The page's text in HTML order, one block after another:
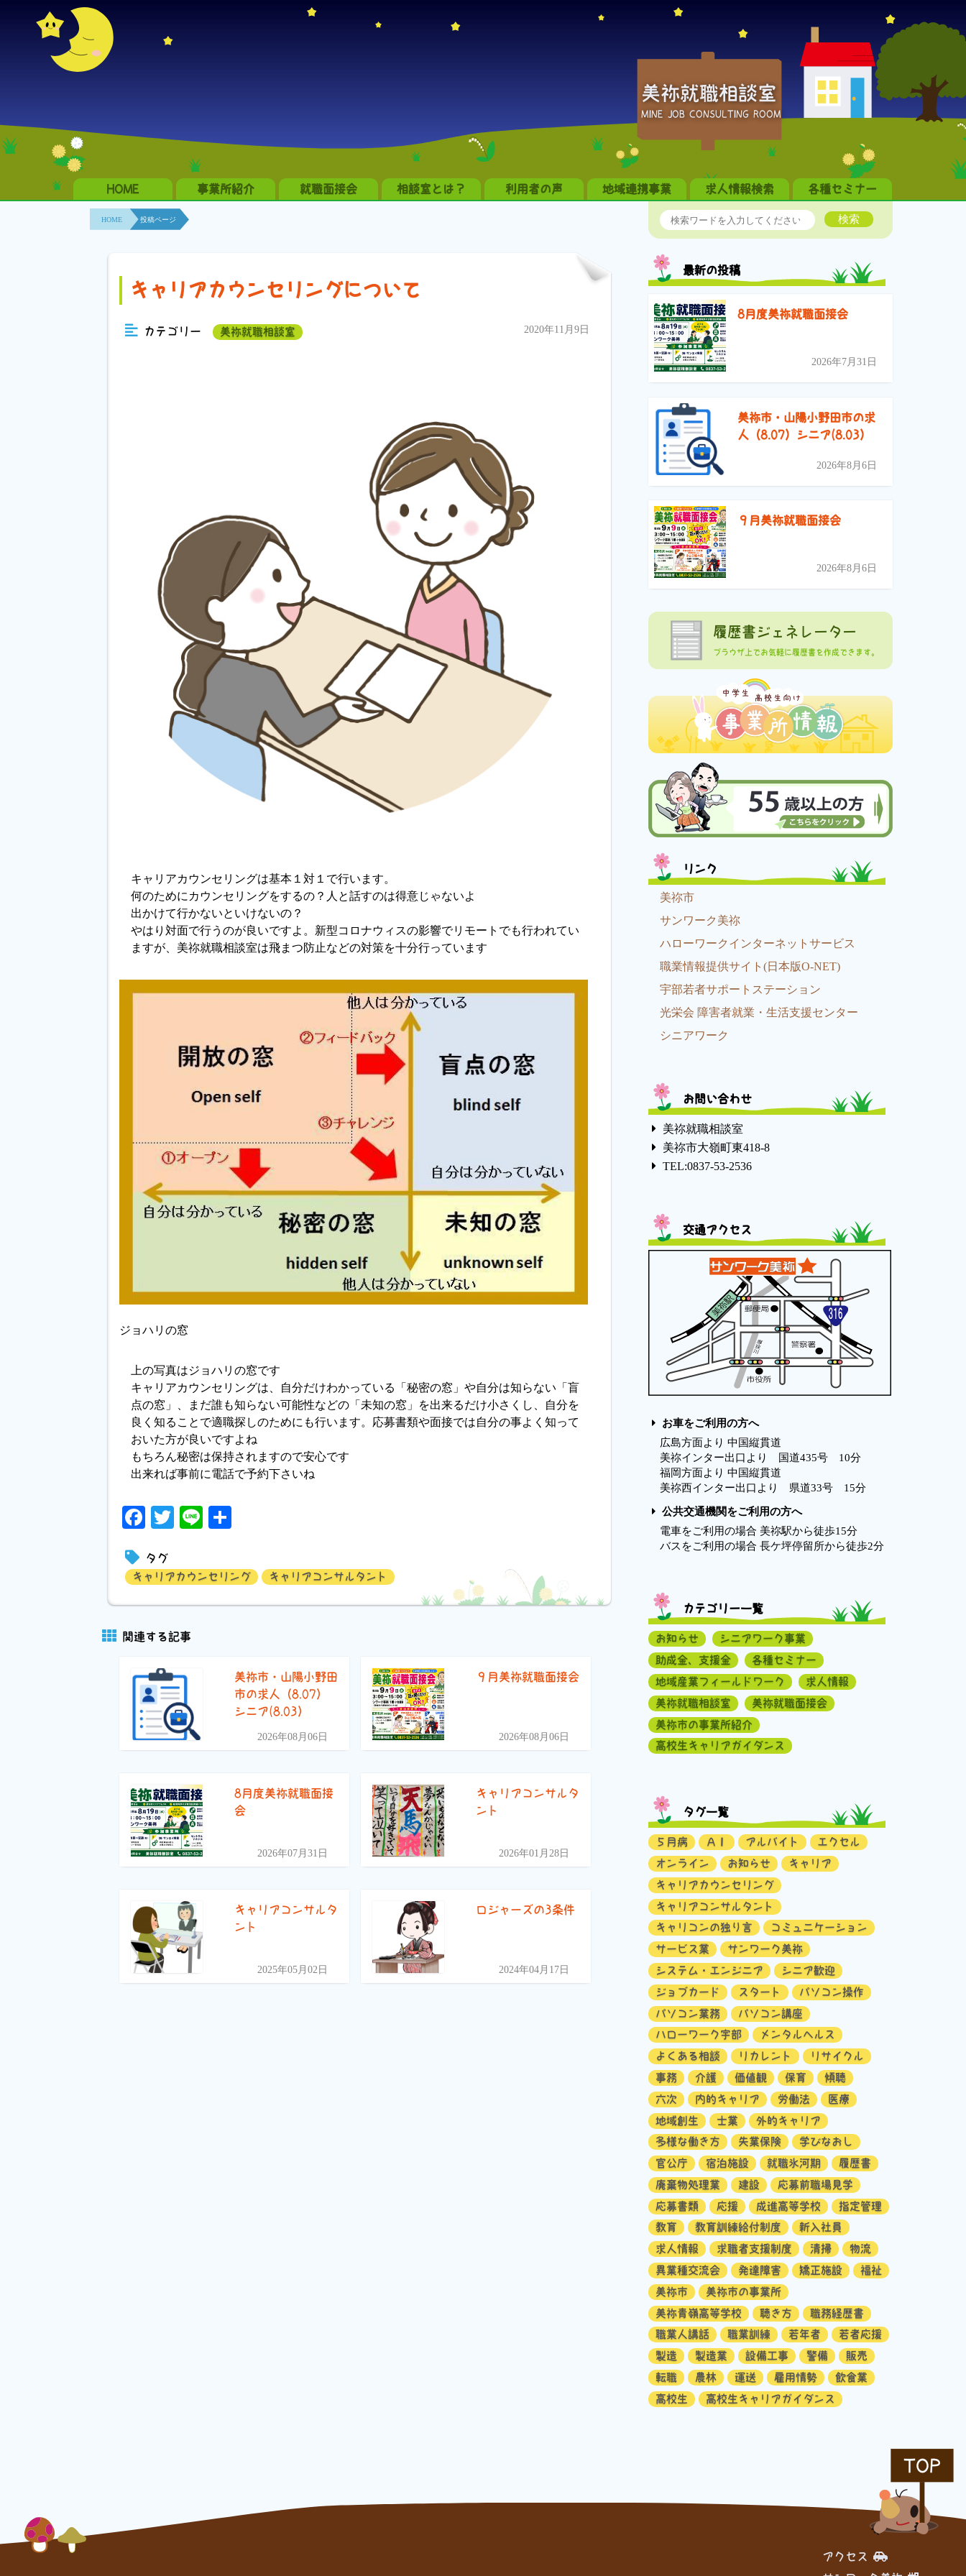
美祢就職相談室
MINE JOB CONSULTING ROOM
HOME 事業所紹介 就職面接会 相談室とは？ 利用者の声 地域連携事業 求人情報検索 各種セミナー
HOME 投稿ページ
キャリアカウンセリングについて
カテゴリー 美祢就職相談室 2020年11月9日
キャリアカウンセリングは基本１対１で行います。
何のためにカウンセリングをするの？人と話すのは得意じゃないよ
出かけて行かないといけないの？
やはり対面で行うのが良いですよ。新型コロナウィスの影響でリモートでも行われてい
ますが、美祢就職相談室は飛まつ防止などの対策を十分行っています
ジョハリの窓
上の写真はジョハリの窓です
キャリアカウンセリングは、自分だけわかっている「秘密の窓」や自分は知らない「盲
点の窓」、まだ誰も知らない可能性などの「未知の窓」を出来るだけ小さくし、自分を
良く知ることで適職探しのためにも行います。応募書類や面接では自分の事よく知って
おいた方が良いですよね
もちろん秘密は保持されますので安心です
出来れば事前に電話で予約下さいね
Facebook
Twitter
Line
タグ
キャリアカウンセリング キャリアコンサルタント
関連する記事
美祢市・山陽小野田
市の求人（8.07）
シニア(8.03）
2026年08月06日
９月美祢就職面接会
2026年08月06日
8月度美祢就職面接
会
2026年07月31日
キャリアコンサルタ
ント
2026年01月28日
キャリアコンサルタ
ント
2025年05月02日
ロジャーズの3条件
2024年04月17日
検索
最新の投稿
8月度美祢就職面接会
2026年7月31日
美祢市・山陽小野田市の求
人（8.07）シニア(8.03）
2026年8月6日
９月美祢就職面接会
2026年8月6日
履歴書ジェネレーター
ブラウザ上でお気軽に履歴書を作成できます。
リンク
美祢市
サンワーク美祢
ハローワークインターネットサービス
職業情報提供サイト(日本版O-NET)
宇部若者サポートステーション
光栄会 障害者就業・生活支援センター
シニアワーク
お問い合わせ
美祢就職相談室
美祢市大嶺町東418-8
TEL:0837-53-2536
交通アクセス
お車をご利用の方へ
広島方面より 中国縦貫道
美祢インター出口より 国道435号 10分
福岡方面より 中国縦貫道
美祢西インター出口より 県道33号 15分
公共交通機関をご利用の方へ
電車をご利用の場合 美祢駅から徒歩15分
バスをご利用の場合 長ケ坪停留所から徒歩2分
カテゴリー一覧
お知らせ
シニアワーク事業
助成金、支援金
各種セミナー
地域産業フィールドワーク
求人情報
美祢就職相談室
美祢就職面接会
美祢市の事業所紹介
高校生キャリアガイダンス
タグ一覧
５月病 ＡＩ アルバイト
エクセル
オンライン
お知らせ
キャリア
キャリアカウンセリング
キャリアコンサルタント
キャリコンの独り言
コミュニケーション
サービス業
サンワーク美祢
システム・エンジニア
シニア歓迎
ジョブカード
スタート
パソコン操作
パソコン業務
パソコン講座
ハローワーク宇部
メンタルヘルス
よくある相談
リカレント
リサイクル
事務
介護 価値観 保育
傾聴
六次
内的キャリア 労働法
医療
地域創生
士業
外的キャリア
多様な働き方
失業保険
学びなおし
官公庁
宿泊施設 就職氷河期
履歴書
廃棄物処理業
建設
応募前職場見学
応募書類
応援 成進高等学校
指定管理
教育
教育訓練給付制度
新入社員
求人情報
求職者支援制度 清掃
物流
異業種交流会
発達障害 矯正施設
福祉
美祢市
美祢市の事業所
美祢青嶺高等学校
聴き方
職務経歴書
職業人講話
職業訓練 若年者
若者応援
製造
製造業 設備工事 警備
販売
転職
農林 運送 雇用情勢
飲食業
高校生
高校生キャリアガイダンス
TOP
アクセス